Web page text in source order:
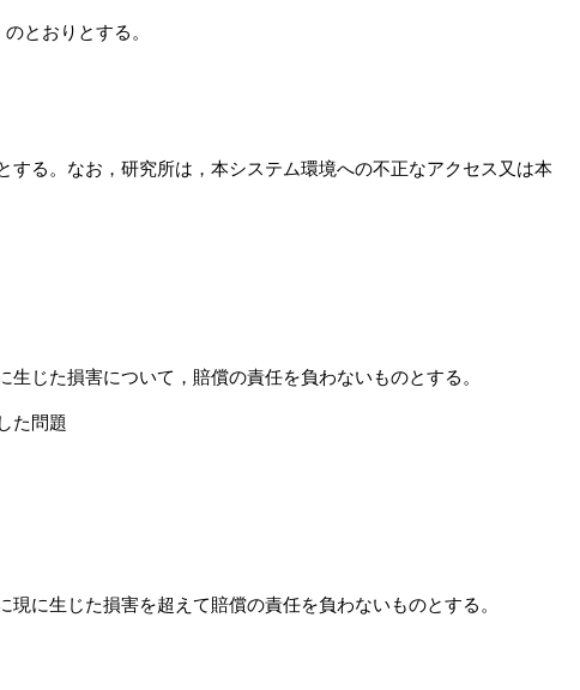
とおりとする。
る。なお，研究所は，本システム環境への不正なアクセス又は本
じた損害について，賠償の責任を負わないものとする。
た問題
に生じた損害を超えて賠償の責任を負わないものとする。